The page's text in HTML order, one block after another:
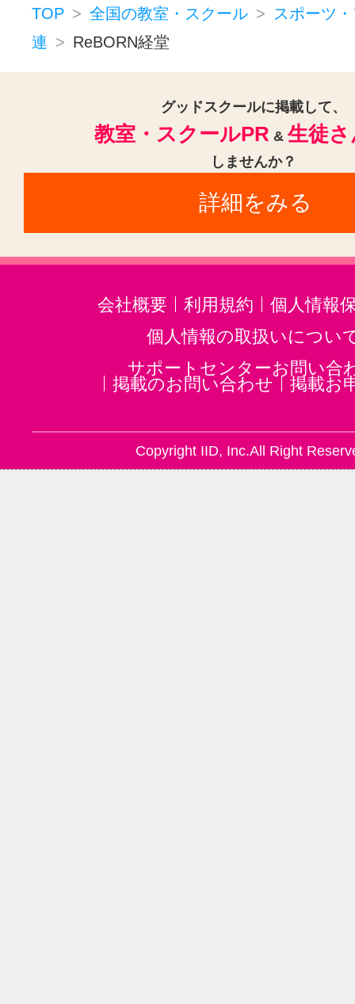
TOP 全国の教室・スクール
スポーツ
連
ReBORN経堂
グッドスクールに掲載して、
教室・スクールPR & 生徒
しませんか？
詳細をみる
会社概要 利用規約
個人情報
個人情報の取扱いについ
サポートセンターお問い合
掲載のお問い合わせ
掲載お
Copyright IID, Inc.All Right